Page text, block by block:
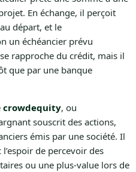
En échange, il perçoit
départ, et le
un échéancier prévu
rapproche du crédit, mais il
que par une banque
crowdequity, ou
souscrit des actions,
émis par une société. Il
de percevoir des
ou une plus-value lors de